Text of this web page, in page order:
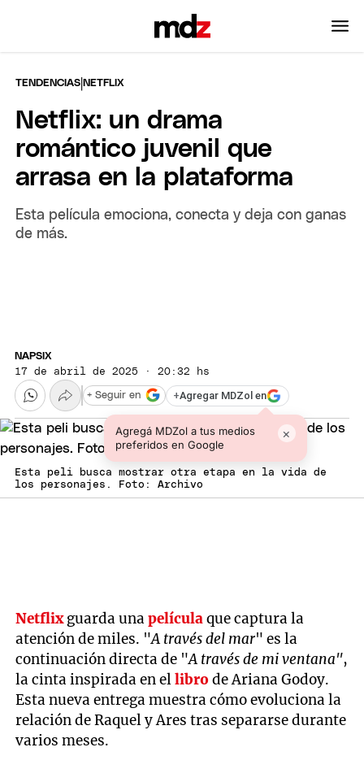
TENDENCIAS |NETFLIX
Netflix: un drama
romántico juvenil que
arrasa en la plataforma
Esta película emociona, conecta y deja con ganas
de más.
NAPSIX
17 de abril de 2025 · 20:32 hs
+Agregar MDZol en
Agregá MDZol a tus medios
preferidos en Google
×
+ Seguir en
Esta peli busca mostrar otra etapa en la vida de
los personajes. Foto: Archivo
Netflixguarda unapelículaque captura la
atención de miles. "A través del mar" es la
continuación directa de "A través de mi ventana",
la cinta inspirada en ellibrode Ariana Godoy.
Esta nueva entrega muestra cómo evoluciona la
relación de Raquel y Ares tras separarse durante
varios meses.